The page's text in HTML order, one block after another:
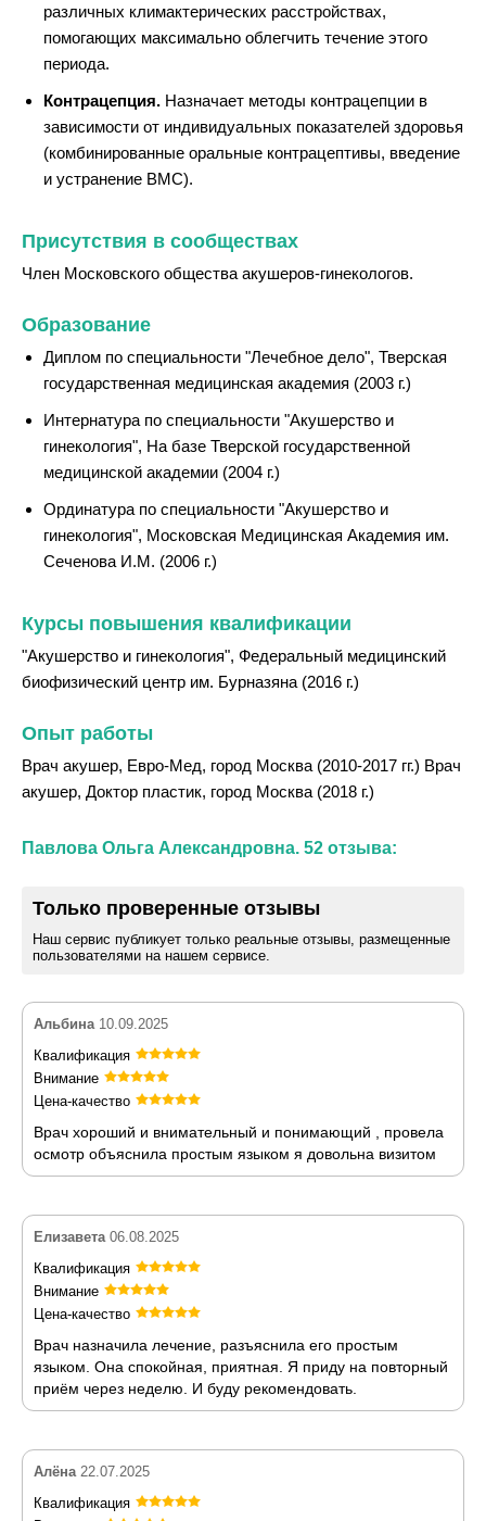
различных климактерических расстройствах,
помогающих максимально облегчить течение этого
периода.
Контрацепция. Назначает методы контрацепции в
зависимости от индивидуальных показателей здоровья
(комбинированные оральные контрацептивы, введение
и устранение ВМС).
Присутствия в сообществах
Член Московского общества акушеров-гинекологов.
Образование
Диплом по специальности "Лечебное дело", Тверская
государственная медицинская академия (2003 г.)
Интернатура по специальности "Акушерство и
гинекология", На базе Тверской государственной
медицинской академии (2004 г.)
Ординатура по специальности "Акушерство и
гинекология", Московская Медицинская Академия им.
Сеченова И.М. (2006 г.)
Курсы повышения квалификации
"Акушерство и гинекология", Федеральный медицинский
биофизический центр им. Бурназяна (2016 г.)
Опыт работы
Врач акушер, Евро-Мед, город Москва (2010-2017 гг.) Врач
акушер, Доктор пластик, город Москва (2018 г.)
Павлова Ольга Александровна. 52 отзыва:
Только проверенные отзывы
Наш сервис публикует только реальные отзывы, размещенные
пользователями на нашем сервисе.
Альбина 10.09.2025
Квалификация
Внимание
Цена-качество
Врач хороший и внимательный и понимающий , провела
осмотр объяснила простым языком я довольна визитом
Елизавета 06.08.2025
Квалификация
Внимание
Цена-качество
Врач назначила лечение, разъяснила его простым
языком. Она спокойная, приятная. Я приду на повторный
приём через неделю. И буду рекомендовать.
Алёна 22.07.2025
Квалификация